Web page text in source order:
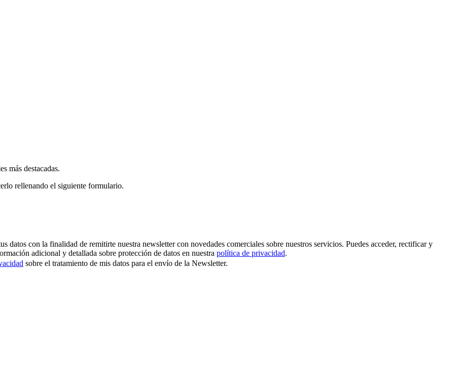
más destacadas.
rellenando el siguiente formulario.
con la finalidad de remitirte nuestra newsletter con novedades comerciales sobre nuestros servicios. Puedes acceder, rectificar y
adicional y detallada sobre protección de datos en nuestra política de privacidad.
sobre el tratamiento de mis datos para el envío de la Newsletter.